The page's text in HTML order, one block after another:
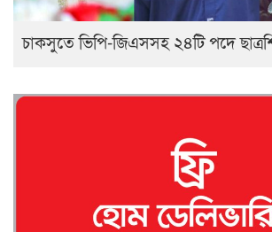
চাকসুতে ভিপি-জিএসসহ ২৪টি পদে